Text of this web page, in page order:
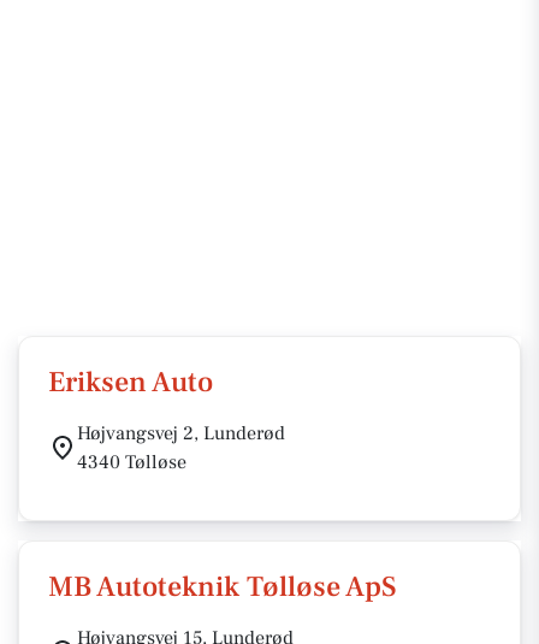
Eriksen Auto
Højvangsvej 2, Lunderød
4340 Tølløse
MB Autoteknik Tølløse ApS
Højvangsvej 15, Lunderød